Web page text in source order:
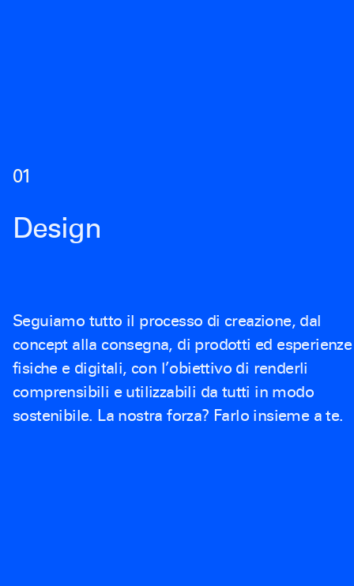
01
Design
Seguiamo tutto il processo di creazione, dal
concept alla consegna, di prodotti ed esperienze
fisiche e digitali, con l’obiettivo di renderli
comprensibili e utilizzabili da tutti in modo
sostenibile. La nostra forza? Farlo insieme a te.